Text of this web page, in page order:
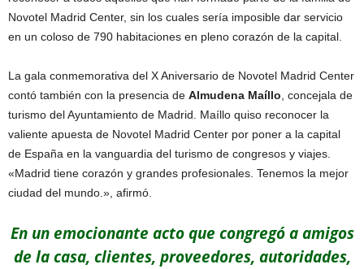
Novotel Madrid Center, sin los cuales sería imposible dar servicio
en un coloso de 790 habitaciones en pleno corazón de la capital.
La gala conmemorativa del X Aniversario de Novotel Madrid Center
contó también con la presencia de Almudena Maíllo , concejala de
turismo del Ayuntamiento de Madrid. Maíllo quiso reconocer la
valiente apuesta de Novotel Madrid Center por poner a la capital
de España en la vanguardia del turismo de congresos y viajes.
«Madrid tiene corazón y grandes profesionales. Tenemos la mejor
ciudad del mundo.», afirmó.
En un emocionante acto que congregó a amigos
de la casa, clientes, proveedores, autoridades,